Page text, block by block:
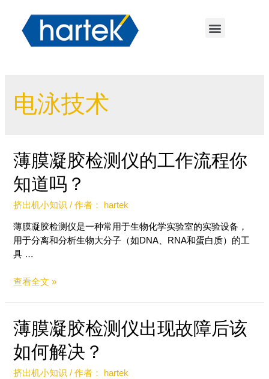
电泳技术
薄膜凝胶检测仪的工作流程你
知道吗？
挤出机小知识 / 作者： hartek
薄膜凝胶检测仪是一种常用于生物化学实验室的实验设备，
用于分离和分析生物大分子（如DNA、RNA和蛋白质）的工
具 …
查看全文 »
薄膜凝胶检测仪出现故障后该
如何解决？
挤出机小知识 / 作者： hartek